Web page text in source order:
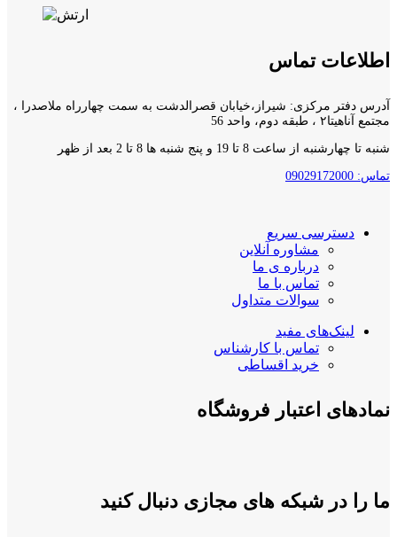
اطلاعات تماس
آدرس دفتر مرکزی: شیراز،خیابان قصرالدشت به سمت چهارراه ملاصدرا ،
مجتمع آناهیتا۲ ، طبقه دوم، واحد 56
شنبه تا چهارشنبه از ساعت 8 تا 19 و پنج شنبه ها 8 تا 2 بعد از ظهر
تماس: 09029172000
دسترسی سریع
مشاوره آنلاین
درباره ی ما
تماس با ما
سوالات متداول
لینک‌های مفید
تماس با کارشناس
خرید اقساطی
نمادهای اعتبار فروشگاه
ما را در شبکه های مجازی دنبال کنید